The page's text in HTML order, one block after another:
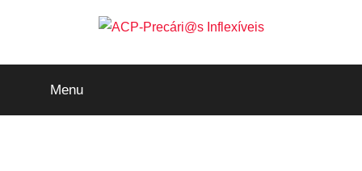
ACP-
Precári@s
Menu